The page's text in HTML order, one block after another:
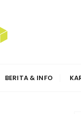
BERITA & INFO